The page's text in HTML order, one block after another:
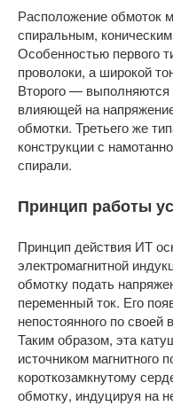
Расположение обмоток
спиральным,
Особенностью первого
проволоки, а широкой
Второго — выполняются
влияющей на
обмотки. Третьего же
конструкции с
спирали.
Принцип работы
Принцип действия ИТ
электромагнитной
обмотку подать
переменный ток. Его
непостоянного по своей
Таким образом, эта
источником магнитного
короткозамкнутому
обмотку, индуцируя на